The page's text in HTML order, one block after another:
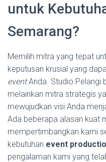
untuk
Semarang?
Memilih mitra yang tepat
keputusan krusial yang
eventAnda. Studio Pelangi
melainkan mitra strategis
mewujudkan visi Anda
Ada beberapa alasan kuat
mempertimbangkan kami
kebutuhan event
pengalaman kami yang